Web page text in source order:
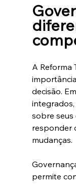
A Reforma
decisão.
sobre
responder
mudanças.
permite